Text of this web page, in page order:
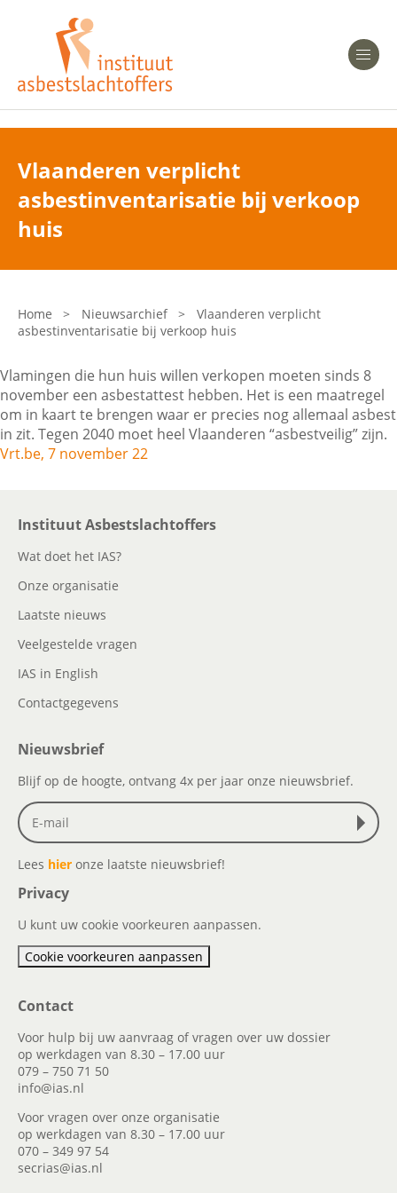
Heeft u Mesothelioom?
Heeft u Asbestose?
Bent u arts?
Bent u werkgever of verzekeraar?
Asbest en Gezondheid
Laatste nieuws
Onze organisatie
Veelgestelde vragen
Contactgegevens
Zoeken
Vlaanderen verplicht
asbestinventarisatie bij verkoop
huis
Home > Nieuwsarchief >
Vlaanderen verplicht
asbestinventarisatie bij verkoop huis
Vlamingen die hun huis willen verkopen moeten sinds 8
november een asbestattest hebben. Het is een maatregel
om in kaart te brengen waar er precies nog allemaal asbest
in zit. Tegen 2040 moet heel Vlaanderen “asbestveilig” zijn.
Vrt.be, 7 november 22
Instituut Asbestslachtoffers
Wat doet het IAS?
Onze organisatie
Laatste nieuws
Veelgestelde vragen
IAS in English
Contactgegevens
Nieuwsbrief
Blijf op de hoogte, ontvang 4x per jaar onze nieuwsbrief.
Lees hier onze laatste nieuwsbrief!
Privacy
U kunt uw cookie voorkeuren aanpassen.
Cookie voorkeuren aanpassen
Contact
Voor hulp bij uw aanvraag of vragen over uw dossier
op werkdagen van 8.30 – 17.00 uur
079 – 750 71 50
info@ias.nl
Voor vragen over onze organisatie
op werkdagen van 8.30 – 17.00 uur
070 – 349 97 54
secrias@ias.nl